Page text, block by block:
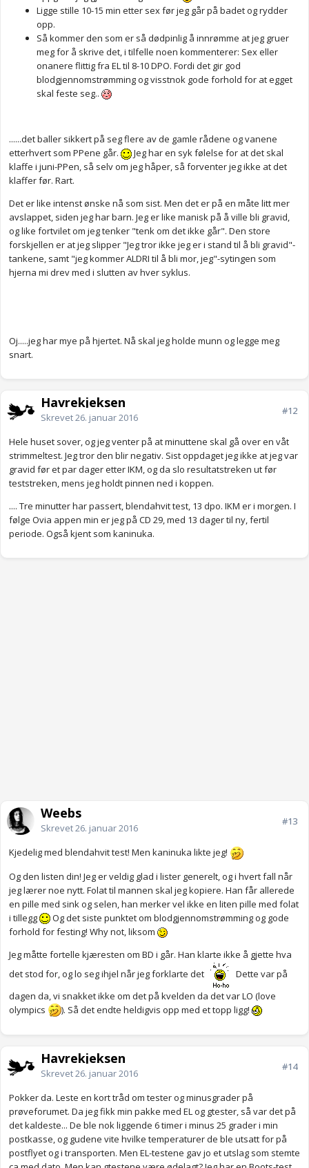
Ligge stille 10-15 min etter sex før jeg går på badet og rydder
opp.
Så kommer den som er så dødpinlig å innrømme at jeg gruer
meg for å skrive det, i tilfelle noen kommenterer: Sex eller
onanere flittig fra EL til 8-10 DPO. Fordi det gir god
blodgjennomstrømming og visstnok gode forhold for at egget
skal feste seg..
......det baller sikkert på seg flere av de gamle rådene og vanene
etterhvert som PPene går.
Jeg har en syk følelse for at det skal
klaffe i juni-PPen, så selv om jeg håper, så forventer jeg ikke at det
klaffer før. Rart.
Det er like intenst ønske nå som sist. Men det er på en måte litt mer
avslappet, siden jeg har barn. Jeg er like manisk på å ville bli gravid,
og like fortvilet om jeg tenker "tenk om det ikke går". Den store
forskjellen er at jeg slipper "Jeg tror ikke jeg er i stand til å bli gravid"-
tankene, samt "jeg kommer ALDRI til å bli mor, jeg"-sytingen som
hjerna mi drev med i slutten av hver syklus.
Oj.....jeg har mye på hjertet. Nå skal jeg holde munn og legge meg
snart.
Havrekjeksen
Skrevet26. januar 2016
#12
Hele huset sover, og jeg venter på at minuttene skal gå over en våt
strimmeltest. Jeg tror den blir negativ. Sist oppdaget jeg ikke at jeg var
gravid før et par dager etter IKM, og da slo resultatstreken ut før
teststreken, mens jeg holdt pinnen ned i koppen.
.... Tre minutter har passert, blendahvit test, 13 dpo. IKM er i morgen. I
følge Ovia appen min er jeg på CD 29, med 13 dager til ny, fertil
periode. Også kjent som kaninuka.
Weebs
Skrevet26. januar 2016
#13
Kjedelig med blendahvit test! Men kaninuka likte jeg!
Og den listen din! Jeg er veldig glad i lister generelt, og i hvert fall når
jeg lærer noe nytt. Folat til mannen skal jeg kopiere. Han får allerede
en pille med sink og selen, han merker vel ikke en liten pille med folat
i tillegg
Og det siste punktet om blodgjennomstrømming og gode
forhold for festing! Why not, liksom
Jeg måtte fortelle kjæresten om BD i går. Han klarte ikke å gjette hva
det stod for, og lo seg ihjel når jeg forklarte det
Dette var på
dagen da, vi snakket ikke om det på kvelden da det var LO (love
olympics
). Så det endte heldigvis opp med et topp ligg!
Havrekjeksen
Skrevet26. januar 2016
#14
Pokker da. Leste en kort tråd om tester og minusgrader på
prøveforumet. Da jeg fikk min pakke med EL og gtester, så var det på
det kaldeste... De ble nok liggende 6 timer i minus 25 grader i min
postkasse, og gudene vite hvilke temperaturer de ble utsatt for på
postflyet og i transporten. Men EL-testene gav jo et utslag som stemte